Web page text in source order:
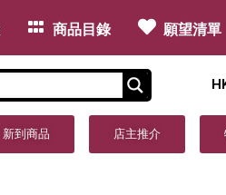
商品目錄 願望清單
新到商品 店主推介